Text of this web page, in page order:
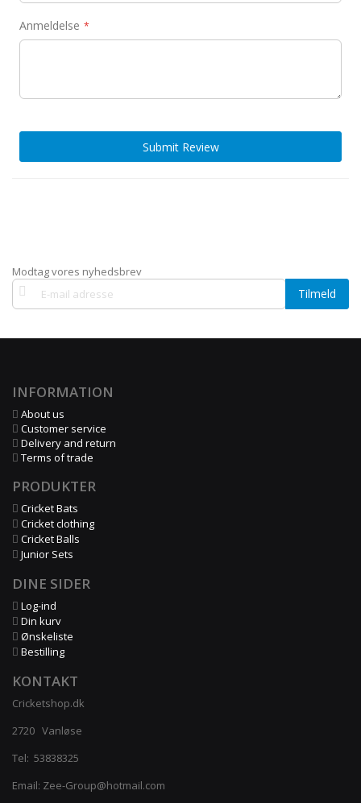
Anmeldelse
Submit Review
Modtag vores nyhedsbrev
Tilmeld
dig
vores
Tilmeld
INFORMATION
About us
Customer service
Delivery and return
Terms of trade
PRODUKTER
Cricket Bats
Cricket clothing
Cricket Balls
Junior Sets
DINE SIDER
Log-ind
Din kurv
Ønskeliste
Bestilling
KONTAKT
Cricketshop.dk
2720 Vanløse
Tel: 53838325
Email: Zee-Group@hotmail.com